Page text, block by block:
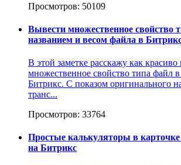
Просмотров: 50109
Вывести множественное свойство
названием и весом файла в
В этой заметке расскажу как красиво
множественное свойство типа файл
Битрикс. С показом оригинального
транс...
Просмотров: 33764
Простые калькуляторы в карточке
на Битрикс